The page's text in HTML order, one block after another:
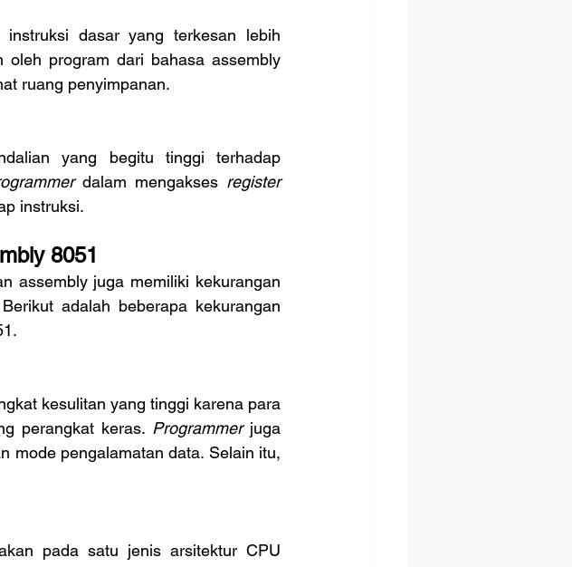
oleh program dari bahasa assembly
ruang penyimpanan.
dalam mengakses register
instruksi.
8051
adalah beberapa kekurangan
perangkat keras. Programmer juga
mode pengalamatan data. Selain itu,